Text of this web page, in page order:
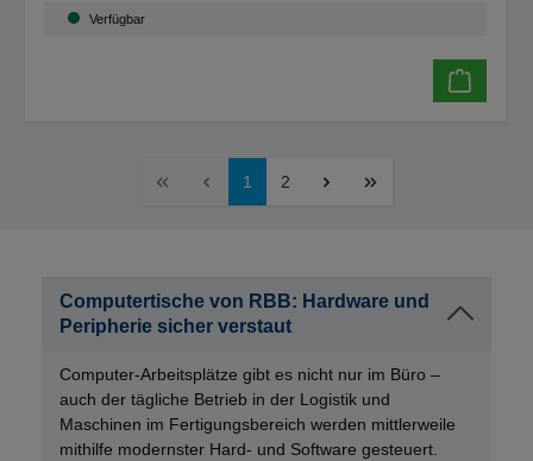
Verfügbar
1 2
Computertische von RBB: Hardware und
Peripherie sicher verstaut
Computer-Arbeitsplätze gibt es nicht nur im Büro –
auch der tägliche Betrieb in der Logistik und
Maschinen im Fertigungsbereich werden mittlerweile
mithilfe modernster Hard- und Software gesteuert.